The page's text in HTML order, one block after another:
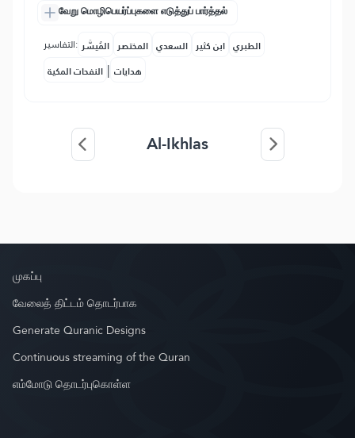
வேறு மொழிபெயர்ப்புகளை எடுத்துப் பார்த்தல்
التفاسير: المُيسَّر المختصر السعدي ابن كثير الطبري
النفحات المكية | هدايات
Al-Ikhlas
முகப்பு
வேலைத் திட்டம் தொடர்பாக
Generate Quranic Designs
Continuous streaming of the Quran
எம்மோடு தொடர்புகொள்ள